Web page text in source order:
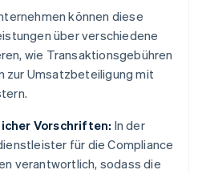
können diese
über verschiedene
wie Transaktionsgebühren
zur Umsatzbeteiligung mit
Vorschriften: In der
für die Compliance
verantwortlich, sodass die